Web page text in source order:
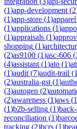
(1)app-development (2
(1)app-store (1)apparel
(1)applications (1)
(1)appraisals (1)
shopping (1)
(2)as9100 (1)asc-606 (
(4)assistant (1)ato (1)
(1)audit (7)audit-trail (1
(2)australia-gst (1)
(3)autogen (2)
(2)awareness (1)aws (
(1)b2b-selling (1)
reconciliation (1)
tracking (2)bcrs (1)